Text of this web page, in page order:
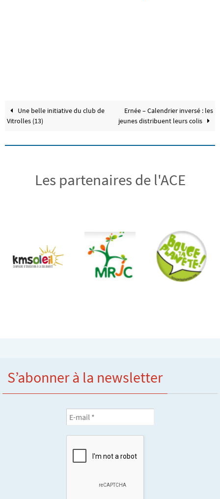
Une belle initiative du club de
Vitrolles (13)
Ernée – Calendrier inversé : les
jeunes distribuent leurs colis
Les partenaires de l'ACE
S’abonner à la newsletter